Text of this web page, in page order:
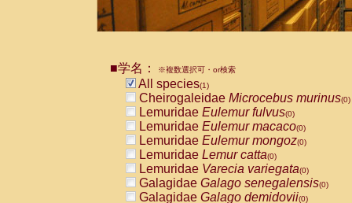
■学名： ※複数選択可・or検索
All species(1)
Cheirogaleidae Microcebus murinus(0)
Lemuridae Eulemur fulvus(0)
Lemuridae Eulemur macaco(0)
Lemuridae Eulemur mongoz(0)
Lemuridae Lemur catta(0)
Lemuridae Varecia variegata(0)
Galagidae Galago senegalensis(0)
Galagidae Galago demidovii(0)